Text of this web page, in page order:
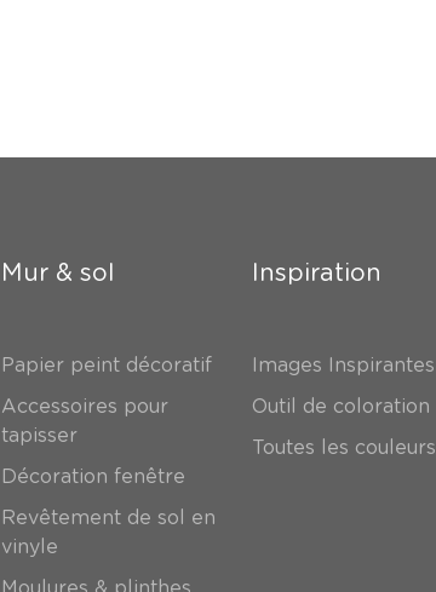
Mur & sol
Papier peint décoratif
Accessoires pour
tapisser
Décoration fenêtre
Revêtement de sol en
vinyle
Inspiration
Images Inspirantes
Outil de coloration
Toutes les couleurs